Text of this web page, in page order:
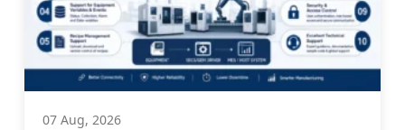
07 Aug, 2026